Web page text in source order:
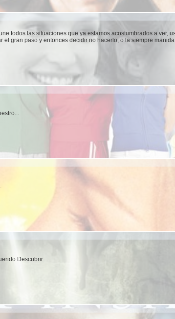
todos las situaciones que ya estamos acostumbrados a ver,
el gran paso y entonces decidir no hacerlo, o la siempre
Descubrir